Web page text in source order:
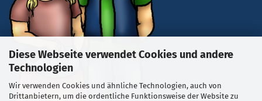
Diese Webseite verwendet Cookies und andere
Technologien
Wir verwenden Cookies und ähnliche Technologien, auch von
Drittanbietern, um die ordentliche Funktionsweise der Website zu